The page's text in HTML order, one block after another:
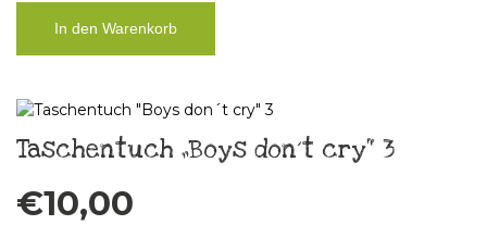
In den Warenkorb
Taschentuch „Boys don´t cry“ 3
€10,00